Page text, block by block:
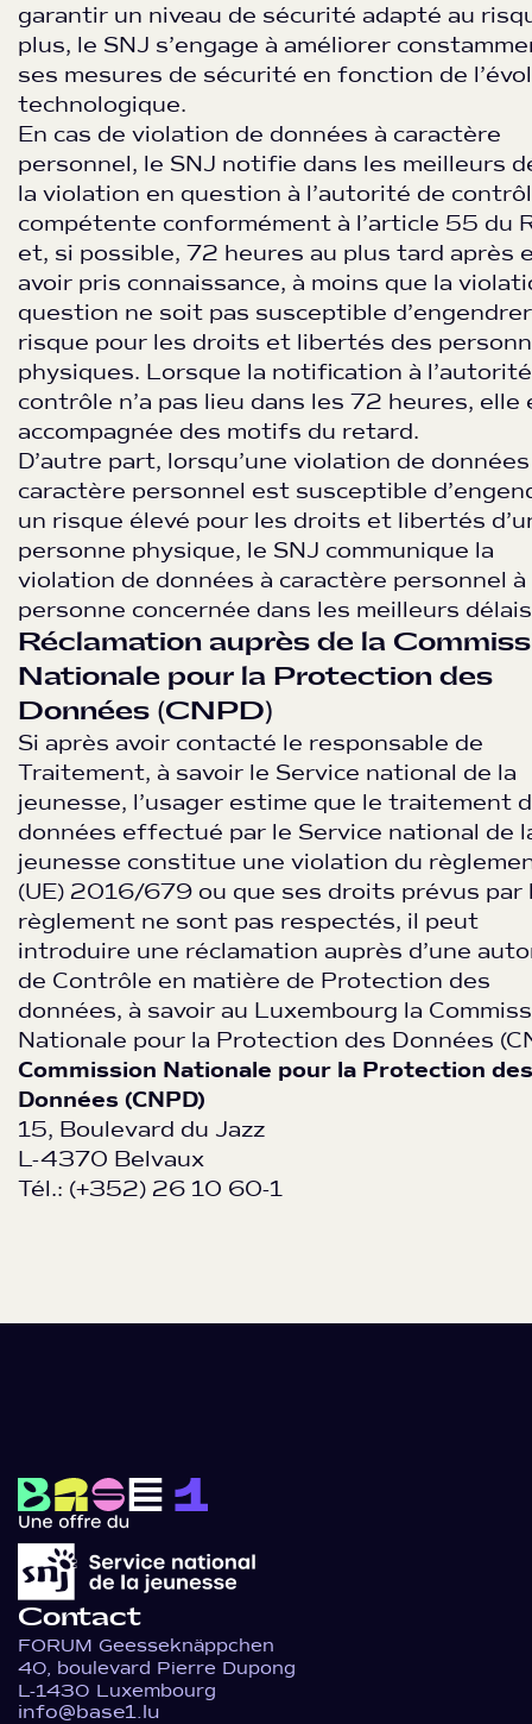
garantir un niveau de sécurité adapté au
plus, le SNJ s’engage à améliorer
ses mesures de sécurité en fonction de
technologique.
En cas de violation de données à caractère
personnel, le SNJ notifie dans les meilleurs
la violation en question à l’autorité de
compétente conformément à l’article 55 du
et, si possible, 72 heures au plus tard après
avoir pris connaissance, à moins que la
question ne soit pas susceptible
risque pour les droits et libertés des
physiques. Lorsque la notification à
contrôle n’a pas lieu dans les 72 heures, elle
accompagnée des motifs du retard.
D’autre part, lorsqu’une violation de
caractère personnel est susceptible
un risque élevé pour les droits et libertés
personne physique, le SNJ communique la
violation de données à caractère personnel à
personne concernée dans les meilleurs
Réclamation auprès de la
Nationale pour la Protection des
Données (CNPD)
Si après avoir contacté le responsable de
Traitement, à savoir le Service national de la
jeunesse, l’usager estime que le traitement
données effectué par le Service national de
jeunesse constitue une violation du
(UE) 2016/679 ou que ses droits prévus par
règlement ne sont pas respectés, il peut
introduire une réclamation auprès d’une
de Contrôle en matière de Protection des
données, à savoir au Luxembourg la
Nationale pour la Protection des Données
Commission Nationale pour la Protection des
Données (CNPD)
15, Boulevard du Jazz
L-4370 Belvaux
Tél.: (+352) 26 10 60-1
Contact
FORUM Geesseknäppchen
40, boulevard Pierre Dupong
L-1430 Luxembourg
info@base1.lu